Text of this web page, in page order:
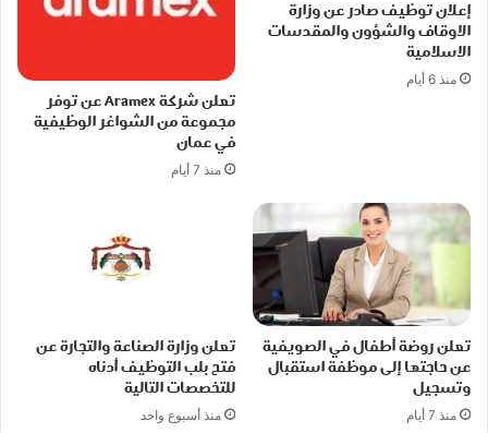
إعلان توظيف صادر عن وزارة
الاوقاف والشؤون والمقدسات
الاسلامية
منذ 6 أيام
تعلن شركة Aramex عن توفر
مجموعة من الشواغر الوظيفية
في عمان
منذ 7 أيام
تعلن روضة أطفال في الصويفية
عن حاجتها إلى موظفة استقبال
وتسجيل
منذ 7 أيام
تعلن وزارة الصناعة والتجارة عن
فتح بلب التوظيف أدناه
للتخصصات التالية
منذ أسبوع واحد